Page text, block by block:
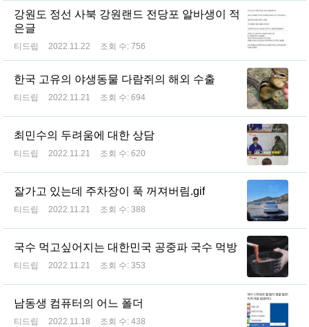
강원도 정선 사북 강원랜드 전당포 알바생이 적
은글
티드립 2022.11.22 조회 수: 756
한국 고유의 야생동물 다람쥐의 해외 수출
티드립 2022.11.21 조회 수: 694
최민수의 두려움에 대한 상담
티드립 2022.11.21 조회 수: 620
잘가고 있는데 주차장이 푹 꺼져버림.gif
티드립 2022.11.21 조회 수: 388
국수 먹고싶어지는 대한민국 공중파 국수 먹방
티드립 2022.11.21 조회 수: 353
남동생 컴퓨터의 어느 폴더
티드립 2022.11.18 조회 수: 438